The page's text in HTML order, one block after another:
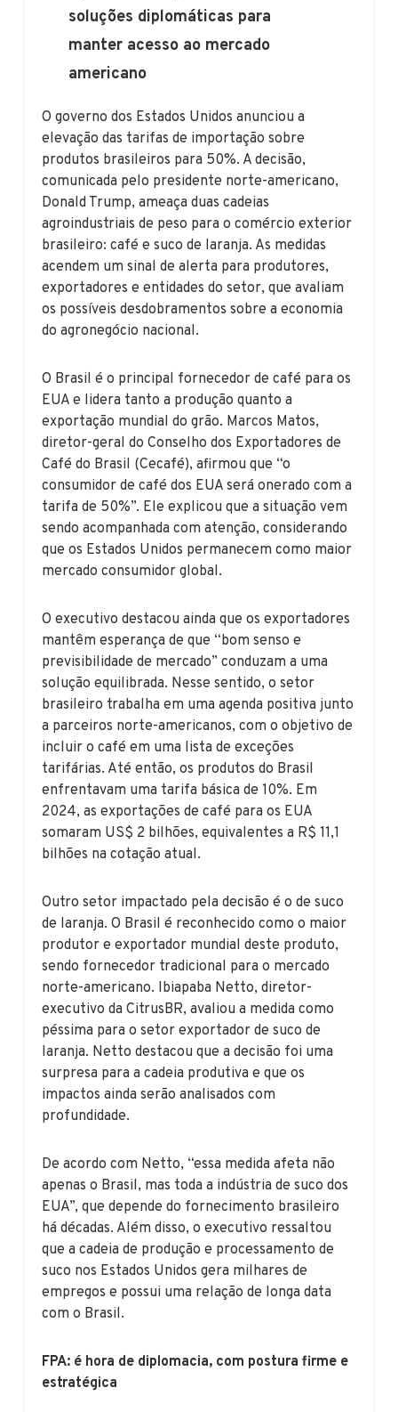
soluções diplomáticas para
manter acesso ao mercado
americano
O governo dos Estados Unidos anunciou a
elevação das tarifas de importação sobre
produtos brasileiros para 50%. A decisão,
comunicada pelo presidente norte-americano,
Donald Trump, ameaça duas cadeias
agroindustriais de peso para o comércio exterior
brasileiro: café e suco de laranja. As medidas
acendem um sinal de alerta para produtores,
exportadores e entidades do setor, que avaliam
os possíveis desdobramentos sobre a economia
do agronegócio nacional.
O Brasil é o principal fornecedor de café para os
EUA e lidera tanto a produção quanto a
exportação mundial do grão. Marcos Matos,
diretor-geral do Conselho dos Exportadores de
Café do Brasil (Cecafé), afirmou que “o
consumidor de café dos EUA será onerado com a
tarifa de 50%”. Ele explicou que a situação vem
sendo acompanhada com atenção, considerando
que os Estados Unidos permanecem como maior
mercado consumidor global.
O executivo destacou ainda que os exportadores
mantêm esperança de que “bom senso e
previsibilidade de mercado” conduzam a uma
solução equilibrada. Nesse sentido, o setor
brasileiro trabalha em uma agenda positiva junto
a parceiros norte-americanos, com o objetivo de
incluir o café em uma lista de exceções
tarifárias. Até então, os produtos do Brasil
enfrentavam uma tarifa básica de 10%. Em
2024, as exportações de café para os EUA
somaram US$ 2 bilhões, equivalentes a R$ 11,1
bilhões na cotação atual.
Outro setor impactado pela decisão é o de suco
de laranja. O Brasil é reconhecido como o maior
produtor e exportador mundial deste produto,
sendo fornecedor tradicional para o mercado
norte-americano. Ibiapaba Netto, diretor-
executivo da CitrusBR, avaliou a medida como
péssima para o setor exportador de suco de
laranja. Netto destacou que a decisão foi uma
surpresa para a cadeia produtiva e que os
impactos ainda serão analisados com
profundidade.
De acordo com Netto, “essa medida afeta não
apenas o Brasil, mas toda a indústria de suco dos
EUA”, que depende do fornecimento brasileiro
há décadas. Além disso, o executivo ressaltou
que a cadeia de produção e processamento de
suco nos Estados Unidos gera milhares de
empregos e possui uma relação de longa data
com o Brasil.
FPA: é hora de diplomacia, com postura firme e
estratégica